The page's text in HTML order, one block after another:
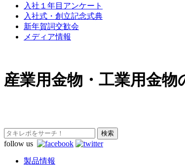
入社１年目アンケート
入社式・創立記念式典
新年賀詞交歓会
メディア情報
産業用金物・工業用金
follow us
製品情報